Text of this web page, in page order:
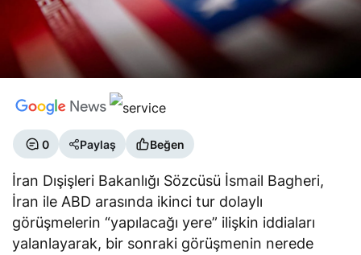
0 Paylaş Beğen
İran Dışişleri Bakanlığı Sözcüsü İsmail Bagheri,
İran ile ABD arasında ikinci tur dolaylı
görüşmelerin “yapılacağı yere” ilişkin iddiaları
yalanlayarak, bir sonraki görüşmenin nerede